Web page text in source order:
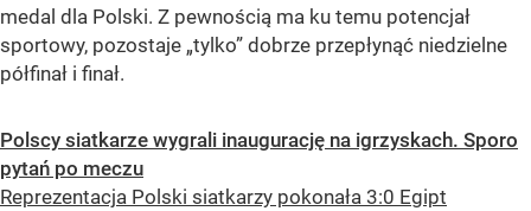
medal dla Polski. Z pewnością ma ku temu potencjał
sportowy, pozostaje „tylko” dobrze przepłynąć niedzielne
półfinał i finał.
Polscy siatkarze wygrali inaugurację na igrzyskach. Sporo
pytań po meczu
Reprezentacja Polski siatkarzy pokonała 3:0 Egipt